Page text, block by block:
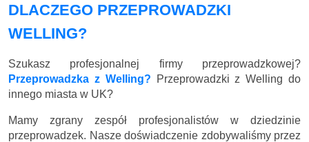
DLACZEGO PRZEPROWADZKI
WELLING?
Szukasz profesjonalnej firmy przeprowadzkowej?
Przeprowadzka z Welling? Przeprowadzki z Welling do
innego miasta w UK?
Mamy zgrany zespół profesjonalistów w dziedzinie
przeprowadzek. Nasze doświadczenie zdobywaliśmy przez